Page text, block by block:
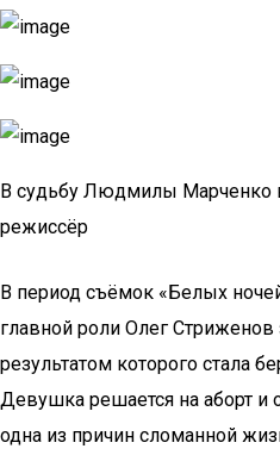
В судьбу Людмилы Марченко
режиссёр
В период съёмок «Белых
главной роли Олег Стриженов
результатом которого стала
Девушка решается на аборт и
одна из причин сломанной